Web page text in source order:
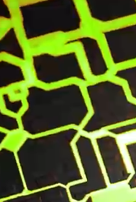
ללמוד אונליין
כל תיכון